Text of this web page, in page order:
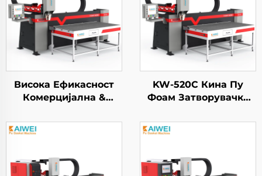
Висока Ефикасност
Комерцијална &
Филтер
Дистрибутивна
KW-520C Кина Пу
Фоам Затворувачка
Пакетирање
Полиуретанова
Дистрибутивна